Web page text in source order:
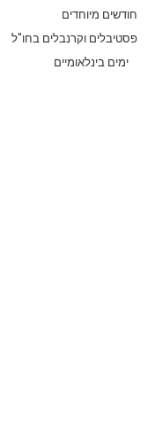
חודשים מיוחדים
פסטיבלים וקרנבלים בחו"ל
ימים בינלאומיים